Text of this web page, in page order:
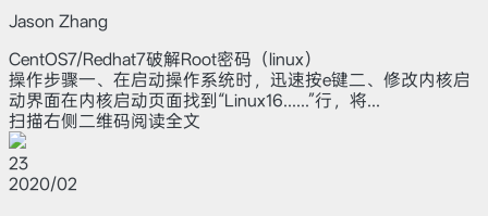
Jason Zhang
CentOS7/Redhat7破解Root密码（linux）
操作步骤一、在启动操作系统时，迅速按e键二、修改内核启
动界面在内核启动页面找到“Linux16......”行，将...
扫描右侧二维码阅读全文
23
2020/02